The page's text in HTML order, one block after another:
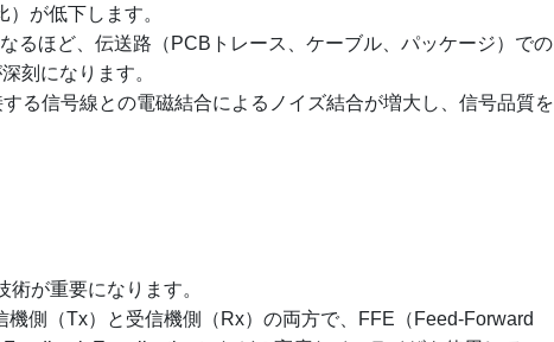
が低下します。
るほど、伝送路（PCBトレース、ケーブル、パッケージ）での
刻になります。
する信号線との電磁結合によるノイズ結合が増大し、信号品質を
が重要になります。
機側（Tx）と受信機側（Rx）の両方で、FFE（Feed-Forward